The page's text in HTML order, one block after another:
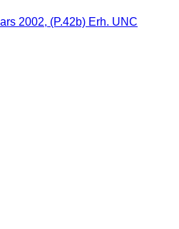
2002, (P.42b) Erh. UNC